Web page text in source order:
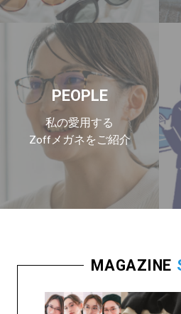
PEOPLE
私の愛用する
Zoffメガネをご紹介
MAGAZINE